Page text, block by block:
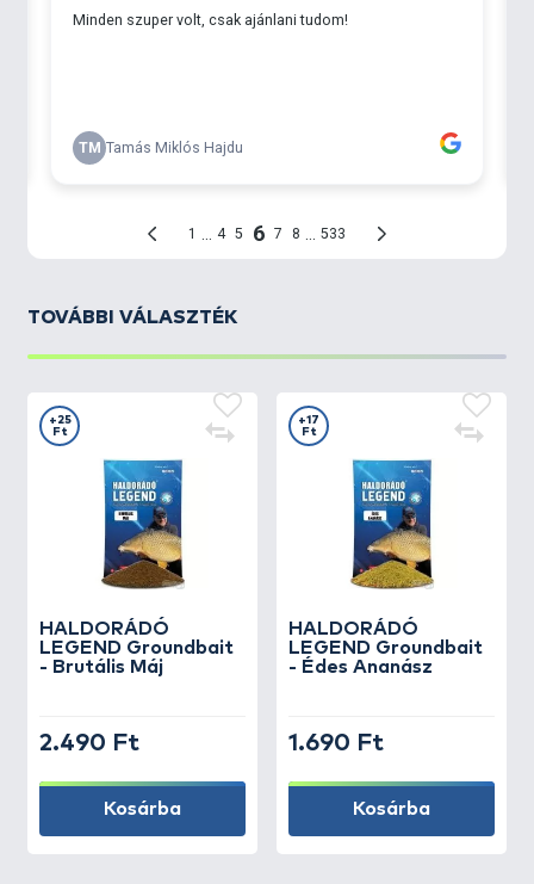
TOVÁBBI VÁLASZTÉK
HALDORÁDÓ
LEGEND Groundbait
- Brutális Máj
+25
Ft
2.490 Ft
Kosárba
HALDORÁDÓ
LEGEND Groundbait
- Édes Ananász
+17
Ft
1.690 Ft
Kosárba